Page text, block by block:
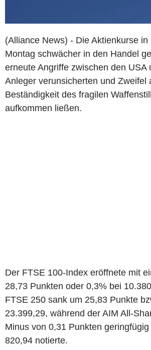
(Alliance News) - Die Aktienkurse
Montag schwächer in den Handel
erneute Angriffe zwischen den USA
Anleger verunsicherten und Zweifel
Beständigkeit des fragilen
aufkommen ließen.
Der FTSE 100-Index eröffnete mit
28,73 Punkten oder 0,3% bei
FTSE 250 sank um 25,83 Punkte
23.399,29, während der AIM All-
Minus von 0,31 Punkten
820,94 notierte.